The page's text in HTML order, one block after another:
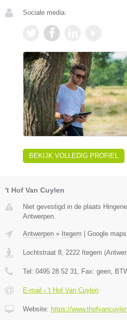
Sociale media:
BEKIJK VOLLEDIG PROFIEL
't Hof Van Cuylen
Niet gevestigd in de plaats
Antwerpen.
Antwerpen » Itegem | Google maps
Lochtstraat 8 2222 Itegem (
Tel: 0495 28 52 31 , Fax: geen ,
E-mail › 't Hof Van Cuylen
Website: https://